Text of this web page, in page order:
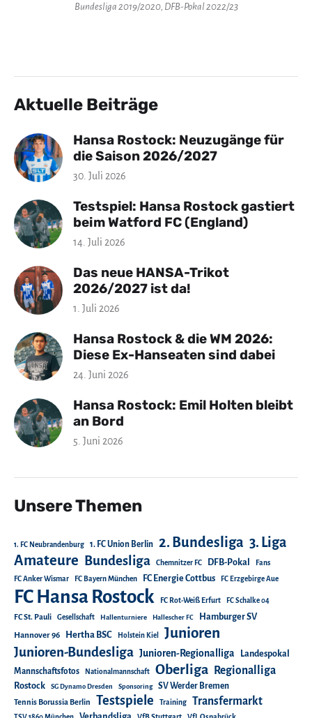
Bundesliga 2019/2020, DFB-Pokal 2022/23
Aktuelle Beiträge
Hansa Rostock: Neuzugänge für
die Saison 2026/2027
30. Juli 2026
Testspiel: Hansa Rostock gastiert
beim Watford FC (England)
14. Juli 2026
Das neue HANSA-Trikot
2026/2027 ist da!
1. Juli 2026
Hansa Rostock & die WM 2026:
Diese Ex-Hanseaten sind dabei
24. Juni 2026
Hansa Rostock: Emil Holten bleibt
an Bord
5. Juni 2026
Unsere Themen
1. FC Neubrandenburg 1. FC Union Berlin 2. Bundesliga 3. Liga
Amateure Bundesliga Chemnitzer FC DFB-Pokal Fans
FC Anker Wismar FC Bayern München FC Energie Cottbus FC Erzgebirge Aue
FC Hansa Rostock FC Rot-Weiß Erfurt FC Schalke 04
FC St. Pauli Gesellschaft Hallenturniere Hallescher FC Hamburger SV
Hannover 96 Hertha BSC Holstein Kiel Junioren
Junioren-Bundesliga Junioren-Regionalliga
Landespokal
Mannschaftsfotos
Nationalmannschaft Oberliga Regionalliga
Rostock SG Dynamo Dresden Sponsoring SV Werder Bremen
Tennis Borussia Berlin Testspiele Training Transfermarkt